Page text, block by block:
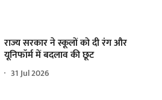
राज्य सरकार ने स्कूलों को दी रंग और
यूनिफॉर्म में बदलाव की छूट
31 Jul 2026